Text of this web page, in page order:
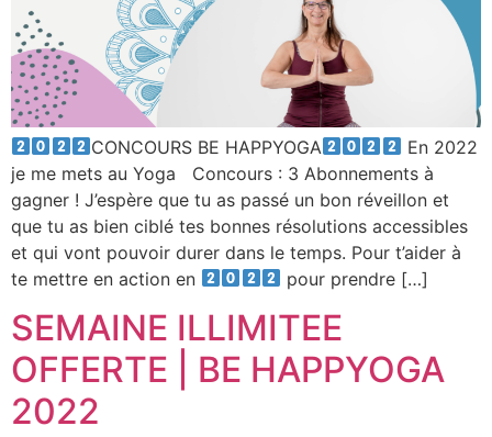
CONCOURS BE HAPPYOGA
En 2022
je me mets au Yoga Concours : 3 Abonnements à
gagner ! J’espère que tu as passé un bon réveillon et
que tu as bien ciblé tes bonnes résolutions accessibles
et qui vont pouvoir durer dans le temps. Pour t’aider à
te mettre en action en
pour prendre […]
SEMAINE ILLIMITEE
OFFERTE | BE HAPPYOGA
2022